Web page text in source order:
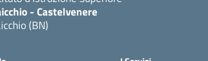
- Castelvenere
(BN)